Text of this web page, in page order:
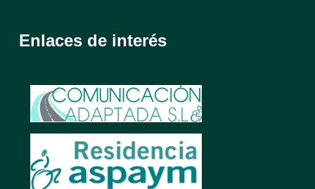
Enlaces de interés